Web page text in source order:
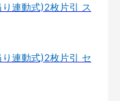
連動式)2枚片引 ス
連動式)2枚片引 セ